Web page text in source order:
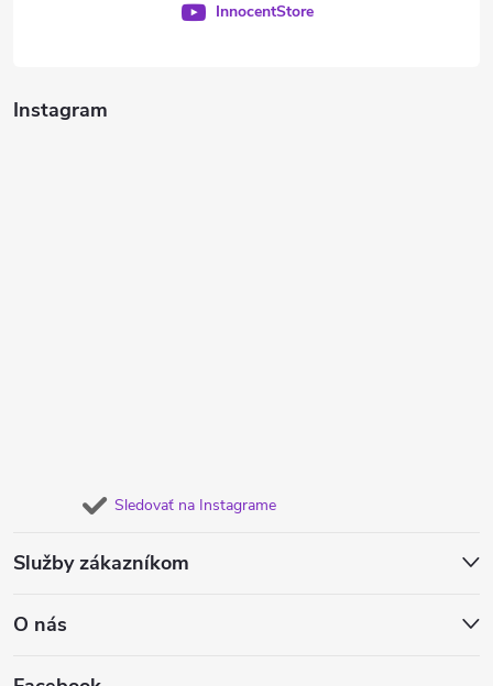
Instagram
Sledovať na Instagrame
Služby zákazníkom
O nás
InnocentStore